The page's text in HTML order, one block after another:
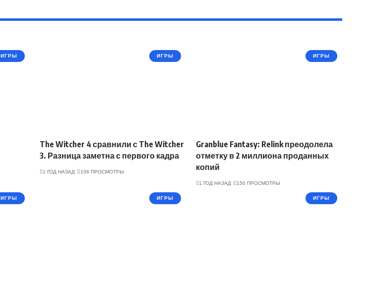
ИГРЫ ИГРЫ
The Witcher 4 сравнили с The Witcher
3. Разница заметна с первого кадра
1 ГОД НАЗАД 106 ПРОСМОТРЫ
ИГРЫ
Granblue Fantasy: Relink преодолела
отметку в 2 миллиона проданных
копий
1 ГОД НАЗАД 150 ПРОСМОТРЫ
ИГРЫ ИГРЫ ИГРЫ